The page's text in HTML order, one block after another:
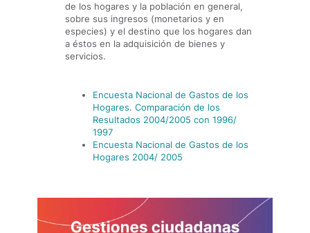
de los hogares y la población en general,
sobre sus ingresos (monetarios y en
especies) y el destino que los hogares dan
a éstos en la adquisición de bienes y
servicios.
Encuesta Nacional de Gastos de los
Hogares. Comparación de los
Resultados 2004/2005 con 1996/
1997
Encuesta Nacional de Gastos de los
Hogares 2004/ 2005